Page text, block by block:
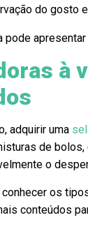
do gosto
pode
à
adquirir uma
de
o
os
conteúdos